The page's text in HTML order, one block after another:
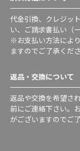
代金引換、クレジッ
い、ご請求書払い（
※お支払い方法によ
ますのでご了承くださ
返品・交換について
返品や交換を希望さ
前にご連絡下さい。
がございますのでご